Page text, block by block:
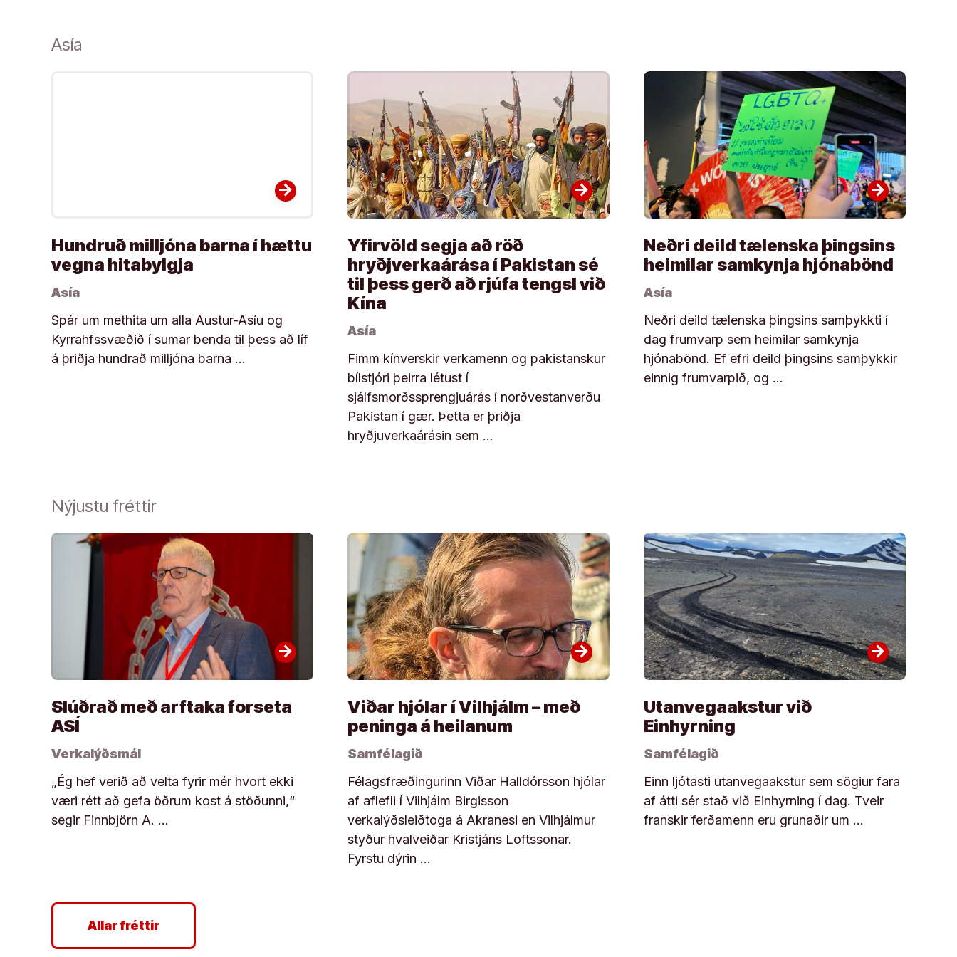
Asía
arrow_forward
Hundruð milljóna barna í hættu
vegna hitabylgja
Asía
Spár um methita um alla Austur-Asíu og
Kyrrahfssvæðið í sumar benda til þess að líf
á þriðja hundrað milljóna barna …
arrow_forward
Yfirvöld segja að röð
hryðjverkaárása í Pakistan sé
til þess gerð að rjúfa tengsl við
Kína
Asía
Fimm kínverskir verkamenn og pakistanskur
bílstjóri þeirra létust í
sjálfsmorðssprengjuárás í norðvestanverðu
Pakistan í gær. Þetta er þriðja
hryðjuverkaárásin sem …
arrow_forward
Neðri deild tælenska þingsins
heimilar samkynja hjónabönd
Asía
Neðri deild tælenska þingsins samþykkti í
dag frumvarp sem heimilar samkynja
hjónabönd. Ef efri deild þingsins samþykkir
einnig frumvarpið, og …
Nýjustu fréttir
arrow_forward
Slúðrað með arftaka forseta
ASÍ
Verkalýðsmál
„Ég hef verið að velta fyrir mér hvort ekki
væri rétt að gefa öðrum kost á stöðunni,“
segir Finnbjörn A. …
arrow_forward
Viðar hjólar í Vilhjálm – með
peninga á heilanum
Samfélagið
Félagsfræðingurinn Viðar Halldórsson hjólar
af aflefli í Vilhjálm Birgisson
verkalýðsleiðtoga á Akranesi en Vilhjálmur
styður hvalveiðar Kristjáns Loftssonar.
Fyrstu dýrin …
arrow_forward
Utanvegaakstur við
Einhyrning
Samfélagið
Einn ljótasti utanvegaakstur sem sögiur fara
af átti sér stað við Einhyrning í dag. Tveir
franskir ferðamenn eru grunaðir um …
Allar fréttir